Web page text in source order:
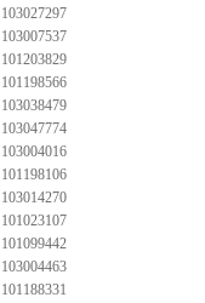
103027297
103007537
101203829
101198566
103038479
103047774
103004016
101198106
103014270
101023107
101099442
103004463
101188331